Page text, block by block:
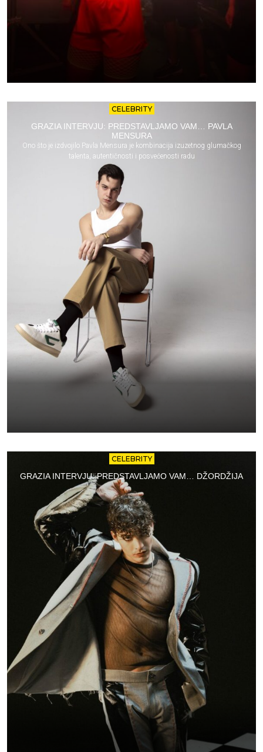
CELEBRITY
GRAZIA INTERVJU: PREDSTAVLJAMO VAM… PAVLA
MENSURA
Ono što je izdvojilo Pavla Mensura je kombinacija izuzetnog glumačkog
talenta, autentičnosti i posvećenosti radu
CELEBRITY
GRAZIA INTERVJU: PREDSTAVLJAMO VAM… DŽORDŽIJA